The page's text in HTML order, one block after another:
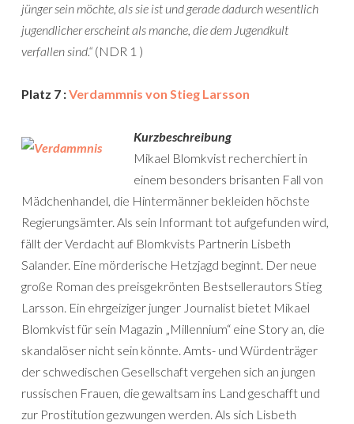
jünger sein möchte, als sie ist und gerade dadurch wesentlich
jugendlicher erscheint als manche, die dem Jugendkult
verfallen sind.“ (NDR 1 )
Platz 7 :Verdammnis von Stieg Larsson
Kurzbeschreibung
Mikael Blomkvist recherchiert in
einem besonders brisanten Fall von
Mädchenhandel, die Hintermänner bekleiden höchste
Regierungsämter. Als sein Informant tot aufgefunden wird,
fällt der Verdacht auf Blomkvists Partnerin Lisbeth
Salander. Eine mörderische Hetzjagd beginnt. Der neue
große Roman des preisgekrönten Bestsellerautors Stieg
Larsson. Ein ehrgeiziger junger Journalist bietet Mikael
Blomkvist für sein Magazin „Millennium“ eine Story an, die
skandalöser nicht sein könnte. Amts- und Würdenträger
der schwedischen Gesellschaft vergehen sich an jungen
russischen Frauen, die gewaltsam ins Land geschafft und
zur Prostitution gezwungen werden. Als sich Lisbeth